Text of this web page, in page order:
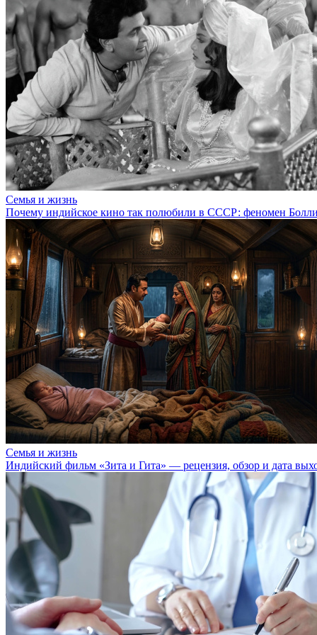
Семья и жизнь
Почему индийское кино так полюбили в СССР: феномен
Семья и жизнь
Индийский фильм «Зита и Гита» — рецензия, обзор и дата